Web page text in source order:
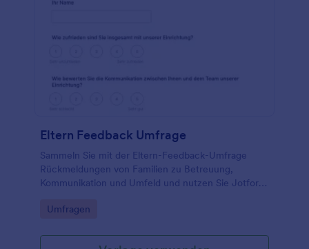
Eltern Feedback Umfrage
Sammeln Sie mit der Eltern-Feedback-Umfrage
Rückmeldungen von Familien zu Betreuung,
Kommunikation und Umfeld und nutzen Sie Jotform
einer passenden Formularvorlage.
Go to Category:
Umfragen